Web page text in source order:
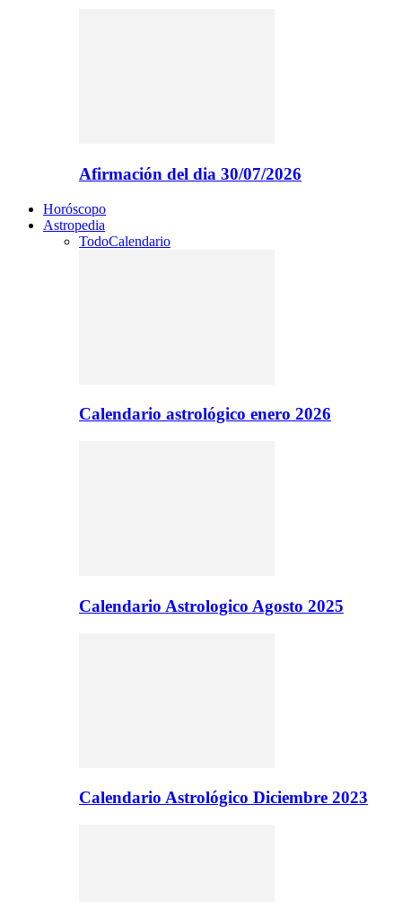
Afirmación del dia 30/07/2026
Horóscopo
Astropedia
TodoCalendario
Calendario astrológico enero 2026
Calendario Astrologico Agosto 2025
Calendario Astrológico Diciembre 2023